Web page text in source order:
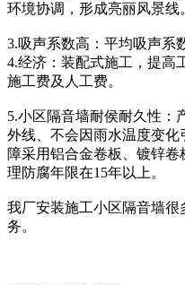
环境协调，形成亮丽风景线
3.吸声系数高：平均吸声系
4.经济：装配式施工，提高
施工费及人工费。
5.小区隔音墙耐侯耐久性：
外线、不会因雨水温度变
障采用铝合金卷板、镀锌
理防腐年限在15年以上。
我厂安装施工小区隔音墙
务。